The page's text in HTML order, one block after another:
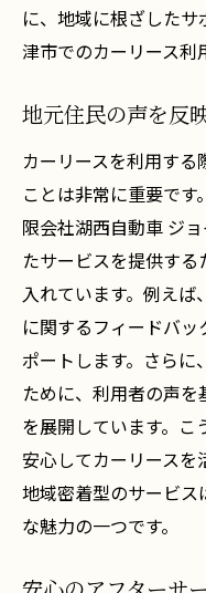
に、地域に根ざした
津市でのカーリース利
地元住民の声を反
カーリースを利用す
ことは非常に重要で
限会社湖西自動車 ジ
たサービスを提供す
入れています。例え
に関するフィードバ
ポートします。さらに
ために、利用者の声
を展開しています。こ
安心してカーリースを
地域密着型のサービス
な魅力の一つです。